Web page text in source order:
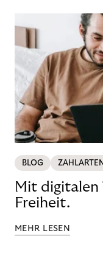
BLOG ZAHLARTEN
Mit digitalen
Freiheit.
MEHR LESEN